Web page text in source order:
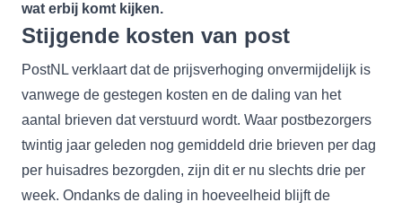
wat erbij komt kijken.
Stijgende kosten van post
PostNL verklaart dat de prijsverhoging onvermijdelijk is
vanwege de gestegen kosten en de daling van het
aantal brieven dat verstuurd wordt. Waar postbezorgers
twintig jaar geleden nog gemiddeld drie brieven per dag
per huisadres bezorgden, zijn dit er nu slechts drie per
week. Ondanks de daling in hoeveelheid blijft de